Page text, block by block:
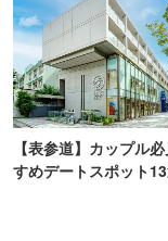
【表参道】カップル
すめデートスポット